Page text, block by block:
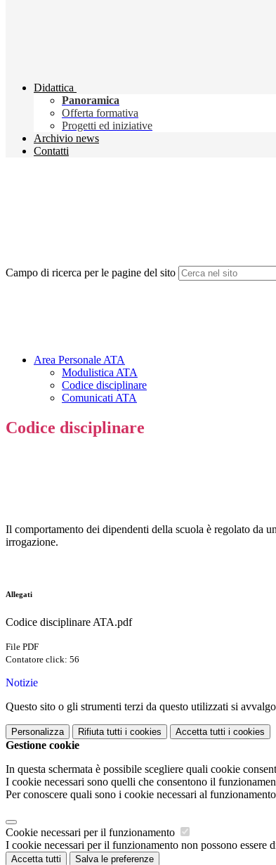
Didattica
Panoramica
Offerta formativa
Progetti ed iniziative
Archivio news
Contatti
Campo di ricerca per le pagine del sito
Area Personale ATA
Modulistica ATA
Codice disciplinare
Comunicati ATA
Codice disciplinare
Il comportamento dei dipendenti della scuola è regolato da
irrogazione.
Allegati
Codice disciplinare ATA.pdf
File PDF
Contatore click: 56
Notizie
Questo sito o gli strumenti terzi da questo utilizzati si
Personalizza Rifiuta tutti i cookies Accetta tutti i cookies
Gestione cookie
In questa schermata è possibile scegliere quali cookie
I cookie necessari sono quelli che consentono il
Per conoscere quali sono i cookie necessari al
Cookie necessari per il funzionamento
I cookie necessari per il funzionamento non possono
Accetta tutti Salva le preferenze